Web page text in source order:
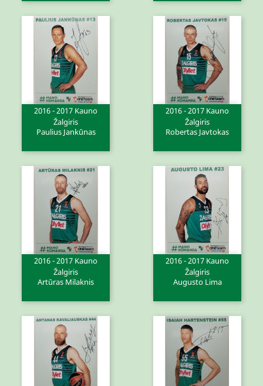
2016 - 2017 Kauno
Žalgiris
Paulius Jankūnas
2016 - 2017 Kauno
Žalgiris
Robertas Javtokas
2016 - 2017 Kauno
Žalgiris
Artūras Milaknis
2016 - 2017 Kauno
Žalgiris
Augusto Lima